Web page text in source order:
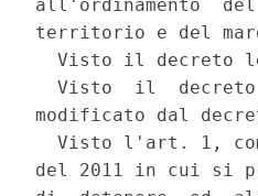
all'ordinamento
territorio e del
Visto il decreto
Visto  il
modificato dal
Visto l'art. 1,
del 2011 in cui si